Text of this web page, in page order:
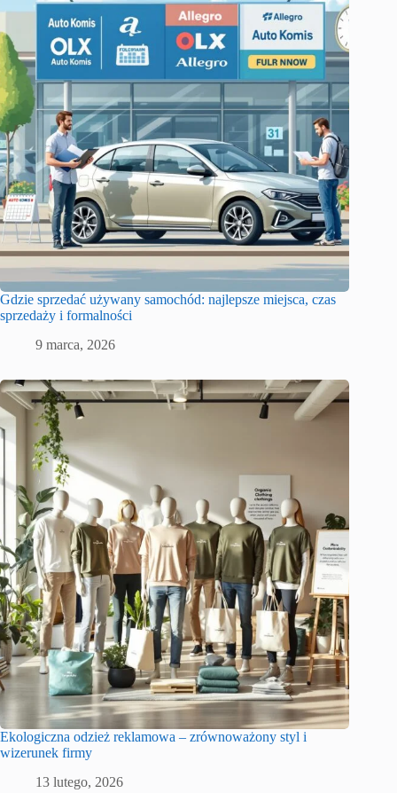
Gdzie sprzedać używany samochód: najlepsze miejsca, czas
sprzedaży i formalności
9 marca, 2026
Ekologiczna odzież reklamowa – zrównoważony styl i
wizerunek firmy
13 lutego, 2026